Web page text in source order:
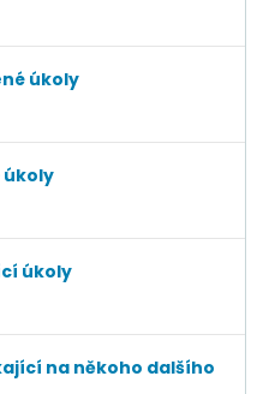
úkoly
úkoly
úkoly
na někoho dalšího